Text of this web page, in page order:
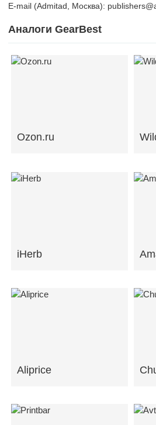
E-mail (Admitad, Москва):
Аналоги GearBest
Ozon.ru
iHerb
Aliprice